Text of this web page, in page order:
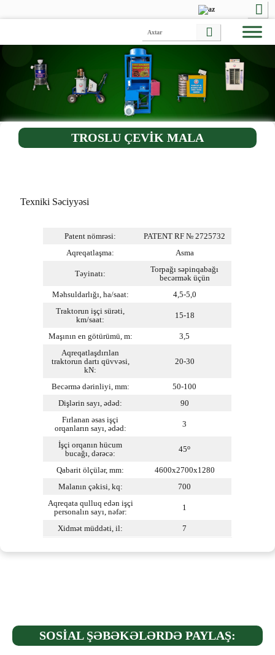
TROSLU ÇEVİK MALA
Texniki Səciyyəsi
Patent nömrəsi:
PATENT RF № 2725732
Aqreqatlaşma:
Asma
Təyinatı:
Torpağı səpinqabağı
becərmək üçün
Məhsuldarlığı, ha/saat:
4,5-5,0
Traktorun işçi sürəti,
km/saat:
15-18
Maşının en götürümü, m:
3,5
Aqreqatlaşdırılan
traktorun dartı qüvvəsi,
kN:
20-30
Becərmə dərinliyi, mm:
50-100
Dişlərin sayı, ədəd:
90
Fırlanan əsas işçi
orqanların sayı, ədəd:
3
İşçi orqanın hücum
bucağı, dərəcə:
45o
Qabarit ölçülər, mm:
4600x2700x1280
Malanın çəkisi, kq:
700
Aqreqata qulluq edən işçi
personalın sayı, nəfər:
1
Xidmət müddəti, il: 7
SOSİAL ŞƏBƏKƏLƏRDƏ PAYLAŞ: